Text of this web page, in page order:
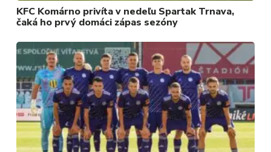
MESTO
REGIÓN
ŠPORT
KULTÚRA
FOTKY
VIDEO
MIX
KFC Komárno privíta v nedeľu Spartak Trnava,
čaká ho prvý domáci zápas sezóny